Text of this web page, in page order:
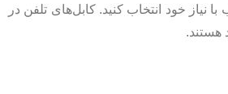
نیاز خود انتخاب کنید. کابل‌های تلفن در
هستند.